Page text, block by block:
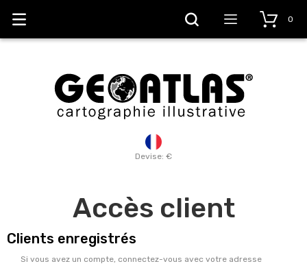
Devise: €
0
Accès client
Clients enregistrés
Si vous avez un compte, connectez-vous avec votre adresse